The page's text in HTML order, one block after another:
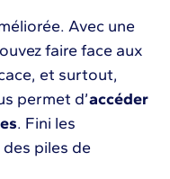
Avec une
faire face aux
et surtout,
permet d’accéder
. Fini les
piles de